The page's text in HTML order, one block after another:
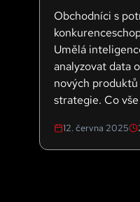
Obchodníci s
Umělá
analyzovat data
nových
strategie. Co
12. června 2025